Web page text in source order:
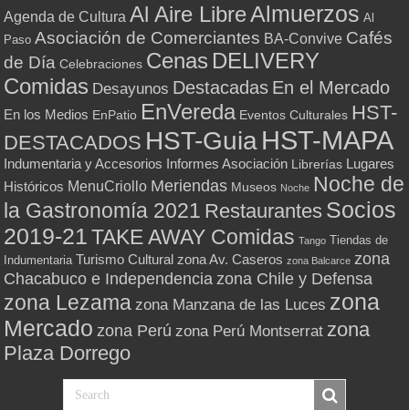
Agenda de Cultura Al Aire LibreAlmuerzos Al
Paso Asociación de Comerciantes BA-Convive Cafés
de Día Celebraciones Cenas DELIVERY
Comidas Desayunos Destacadas En el Mercado
En los Medios EnPatio EnVereda Eventos Culturales HST-
DESTACADOS HST-GuiaHST-MAPA
Indumentaria y Accesorios Informes Asociación Librerías Lugares
Históricos MenuCriollo Meriendas Museos Noche Noche de
la Gastronomía 2021 Restaurantes Socios
2019-21 TAKE AWAY Comidas Tango Tiendas de
Indumentaria Turismo Cultural zona Av. Caseros zona Balcarce zona
Chacabuco e Independencia zona Chile y Defensa
zona Lezama zona Manzana de las Luces zona
Mercado zona Perú zona Perú Montserrat zona
Plaza Dorrego